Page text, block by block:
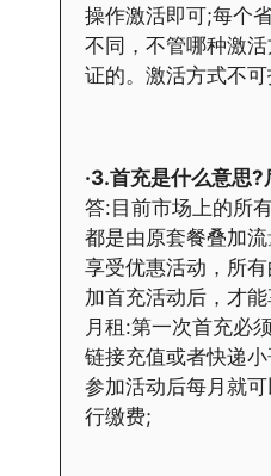
操作激活即可;每个
不同，不管哪种激
证的。激活方式不可
·3.首充是什么意思
答:目前市场上的所
都是由原套餐叠加
享受优惠活动，所
加首充活动后，才
月租:第一次首充必
链接充值或者快递
参加活动后每月就
行缴费;